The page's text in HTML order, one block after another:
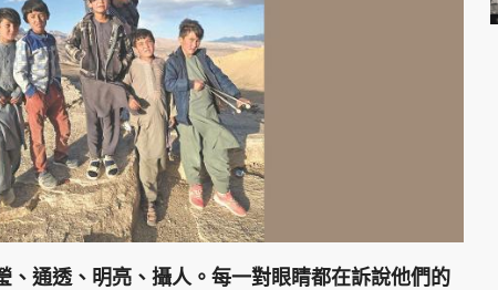
、通透、明亮、攝人。每一對眼睛都在訴說他們的